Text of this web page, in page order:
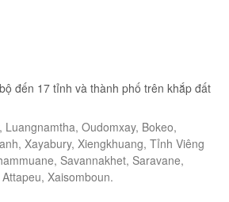
đến 17 tỉnh và thành phố trên khắp đất
Luangnamtha, Oudomxay, Bokeo,
Xayabury, Xiengkhuang, Tỉnh Viêng
Savannakhet, Saravane,
Xaisomboun.